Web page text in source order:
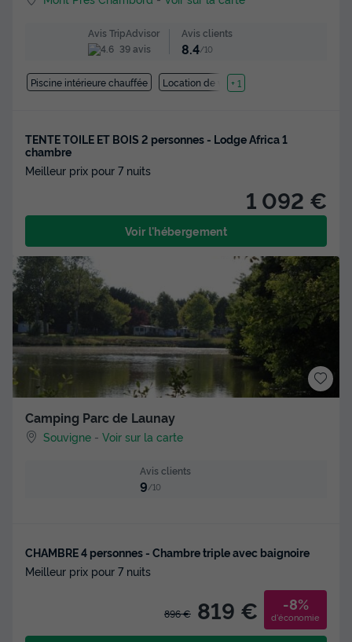
Avis TripAdvisor
39 avis
Avis clients
8.4/10
Piscine intérieure chauffée Location de vélos
+ 1
TENTE TOILE ET BOIS 2 personnes - Lodge Africa 1
chambre
Meilleur prix pour 7 nuits
1 092 €
Voir l'hébergement
Camping Parc de Launay
Souvigne -Voir sur la carte
Avis clients
9/10
CHAMBRE 4 personnes - Chambre triple avec baignoire
Meilleur prix pour 7 nuits
896 € 819 € -8%
d'économie